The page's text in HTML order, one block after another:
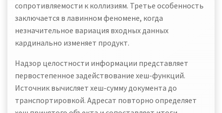
сопротивляемости к коллизиям. Третье особенность
заключается в лавинном феномене, когда
незначительное вариация входных данных
кардинально изменяет продукт.
Надзор целостности информации представляет
первостепенное задействование хеш-функций.
Источник вычисляет хеш-сумму документа до
транспортировкой. Адресат повторно определяет